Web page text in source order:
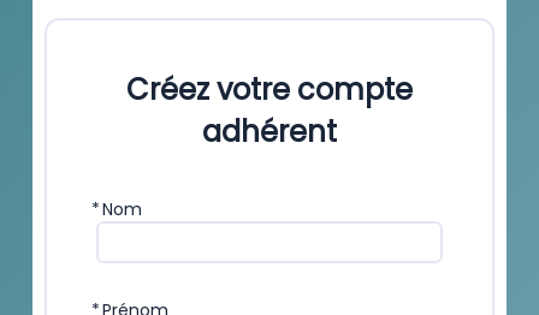
Créez votre compte
adhérent
*Nom